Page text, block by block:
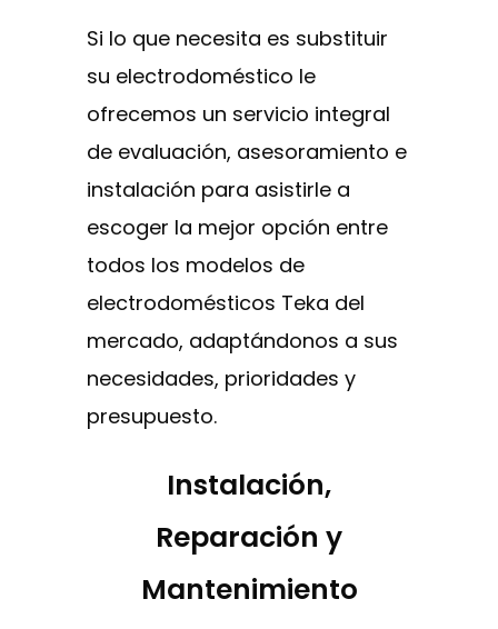
Si lo que necesita es substituir
su electrodoméstico le
ofrecemos un servicio integral
de evaluación, asesoramiento e
instalación para asistirle a
escoger la mejor opción entre
todos los modelos de
electrodomésticos Teka del
mercado, adaptándonos a sus
necesidades, prioridades y
presupuesto.
Instalación,
Reparación y
Mantenimiento